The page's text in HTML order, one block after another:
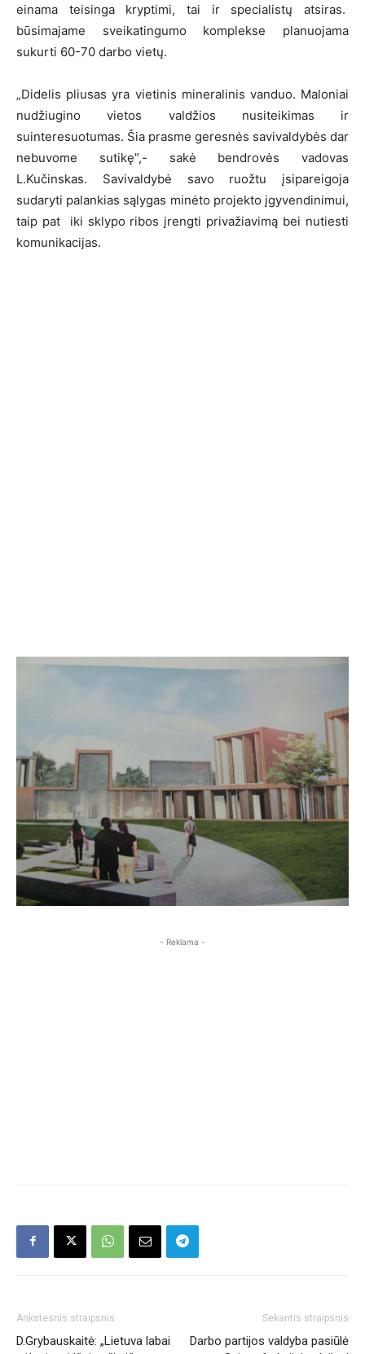
einama teisinga kryptimi, tai ir specialistų atsiras.
būsimajame sveikatingumo komplekse planuojama
sukurti 60-70 darbo vietų.
„Didelis pliusas yra vietinis mineralinis vanduo. Maloniai
nudžiugino vietos valdžios nusiteikimas ir
suinteresuotumas. Šia prasme geresnės savivaldybės dar
nebuvome sutikę”,- sakė bendrovės vadovas
L.Kučinskas. Savivaldybė savo ruožtu įsipareigoja
sudaryti palankias sąlygas minėto projekto įgyvendinimui,
taip pat iki sklypo ribos įrengti privažiavimą bei nutiesti
komunikacijas.
- Reklama -
Ankstesnis straipsnis
D.Grybauskaitė: „Lietuva labai
Sekantis straipsnis
Darbo partijos valdyba pasiūlė